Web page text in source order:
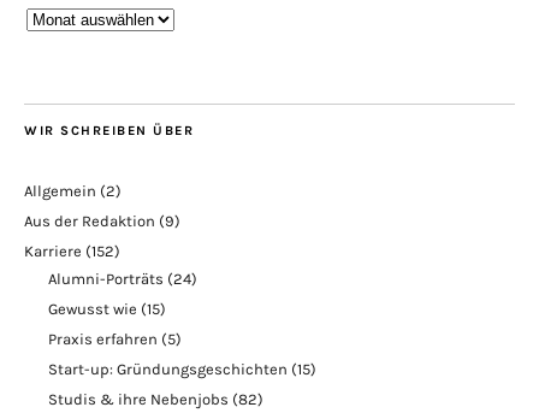
Blogarchiv
WIR SCHREIBEN ÜBER
Allgemein (2)
Aus der Redaktion (9)
Karriere (152)
Alumni-Porträts (24)
Gewusst wie (15)
Praxis erfahren (5)
Start-up: Gründungsgeschichten (15)
Studis & ihre Nebenjobs (82)